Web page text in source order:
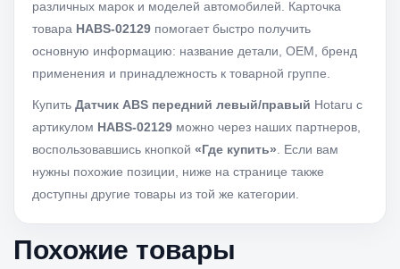
различных марок и моделей автомобилей. Карточка
товара HABS-02129 помогает быстро получить
основную информацию: название детали, OEM, бренд
применения и принадлежность к товарной группе.
Купить Датчик ABS передний левый/правый Hotaru с
артикулом HABS-02129 можно через наших партнеров,
воспользовавшись кнопкой «Где купить» . Если вам
нужны похожие позиции, ниже на странице также
доступны другие товары из той же категории.
Похожие товары